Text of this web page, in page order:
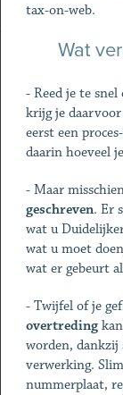
tax-on-web.
Wat
- Reed je te
krijg je
eerst een
daarin hoeveel
- Maar
geschreven. Er
wat u
wat u moet
wat er gebeurt
- Twijfel of je
overtredingkan
worden, dankzij
verwerking.
nummerplaat,